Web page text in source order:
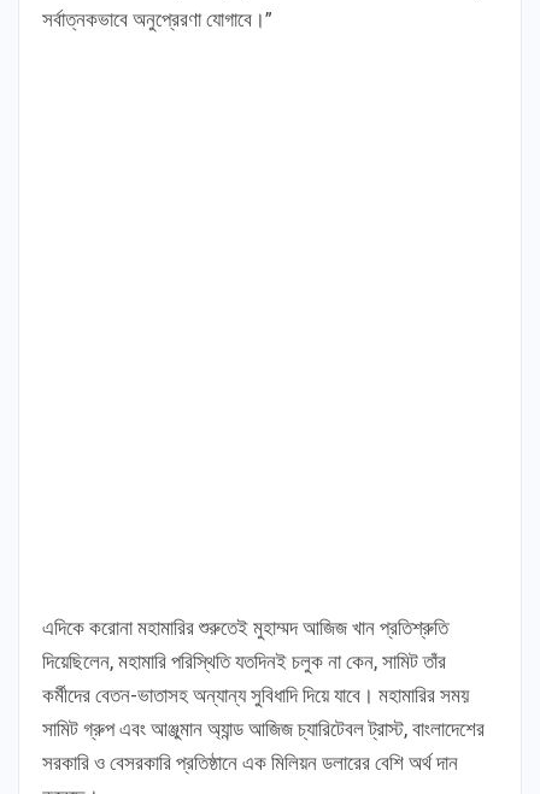
সর্বাত্নকভাবে অনুপ্রেরণা যোগাবে।”
এদিকে করোনা মহামারির শুরুতেই মুহাম্মদ আজিজ খান প্রতিশ্রুতি
দিয়েছিলেন, মহামারি পরিস্থিতি যতদিনই চলুক না কেন, সামিট তাঁর
কর্মীদের বেতন-ভাতাসহ অন্যান্য সুবিধাদি দিয়ে যাবে। মহামারির সময়
সামিট গ্রুপ এবং আঞ্জুমান অ্যান্ড আজিজ চ্যারিটেবল ট্রাস্ট, বাংলাদেশের
সরকারি ও বেসরকারি প্রতিষ্ঠানে এক মিলিয়ন ডলারের বেশি অর্থ দান